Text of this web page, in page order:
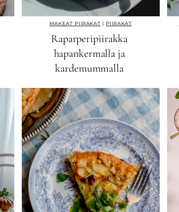
MAKEAT PIIRAKAT | PIIRAKAT
Raparperipiirakka
hapankermalla ja
kardemummalla